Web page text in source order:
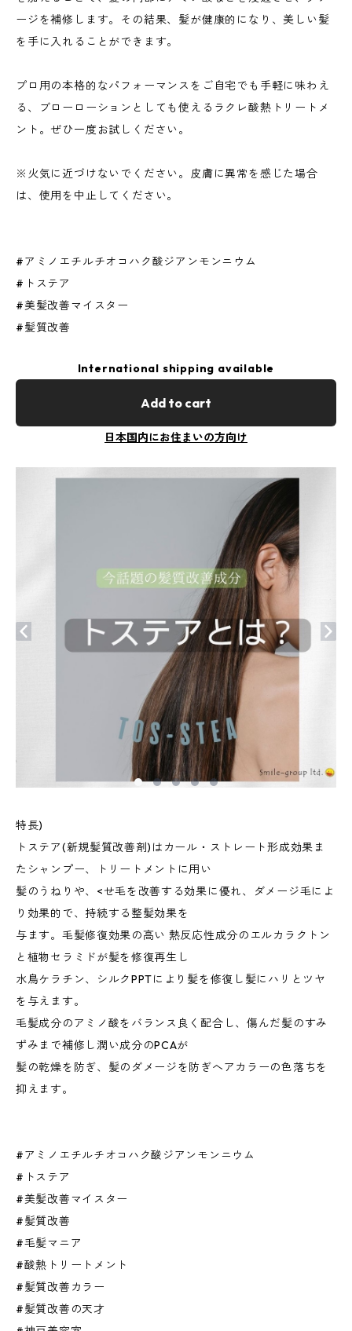
ージを補修します。その結果、髪が健康的になり、美しい髪
を手に入れることができます。
プロ用の本格的なパフォーマンスをご自宅でも手軽に味わえ
る、ブローローションとしても使えるラクレ酸熱トリートメ
ント。ぜひ一度お試しください。
※火気に近づけないでください。皮膚に異常を感じた場合
は、使用を中止してください。
#アミノエチルチオコハク酸ジアンモンニウム
#トステア
#美髪改善マイスター
#髪質改善
International shipping available
Add to cart
日本国内にお住まいの方向け
特長)
トステア(新規髪質改善剤)はカール・ストレート形成効果ま
たシャンプー、トリートメントに用い
髪のうねりや、<せ毛を改善する効果に優れ、ダメージ毛によ
り効果的で、持続する整髪効果を
与ます。毛髪修復効果の高い 熱反応性成分のエルカラクトン
と植物セラミドが髪を修復再生し
水鳥ケラチン、シルクPPTにより髪を修復し髪にハリとツヤ
を与えます。
毛髪成分のアミノ酸をバランス良く配合し、傷んだ髪のすみ
ずみまで補修し潤い成分のPCAが
髪の乾燥を防ぎ、髪のダメージを防ぎへアカラーの色落ちを
抑えます。
#アミノエチルチオコハク酸ジアンモンニウム
#トステア
#美髪改善マイスター
#髪質改善
#毛髪マニア
#酸熱トリートメント
#髪質改善カラー
#髪質改善の天才